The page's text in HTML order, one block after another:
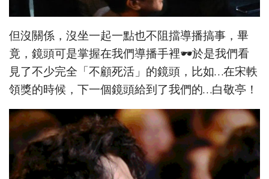
但沒關係，沒坐一起一點也不阻擋導播搞事，畢
竟，鏡頭可是掌握在我們導播手裡🕶於是我們看
見了不少完全「不顧死活」的鏡頭，比如…在宋軼
領獎的時候，下一個鏡頭給到了我們的…白敬亭！